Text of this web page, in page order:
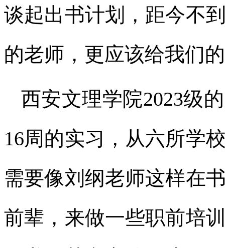
谈起出书计划，距今不
的老师，更应该给我们
西安文理学院2023级
16周的实习，从六所学
需要像刘纲老师这样在
前辈，来做一些职前培